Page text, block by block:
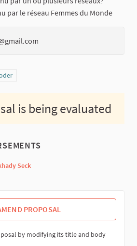
par le réseau Femmes du Monde
Transformación del poder
is being evaluated
Seck
PROPOSAL
by modifying its title and body